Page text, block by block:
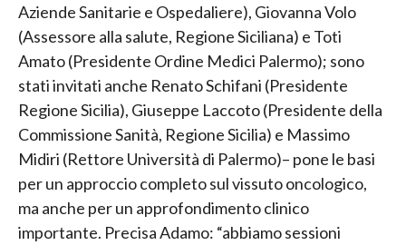
Aziende Sanitarie e Ospedaliere), Giovanna Volo
(Assessore alla salute, Regione Siciliana) e Toti
Amato (Presidente Ordine Medici Palermo); sono
stati invitati anche Renato Schifani (Presidente
Regione Sicilia), Giuseppe Laccoto (Presidente della
Commissione Sanità, Regione Sicilia) e Massimo
Midiri (Rettore Università di Palermo)– pone le basi
per un approccio completo sul vissuto oncologico,
ma anche per un approfondimento clinico
importante. Precisa Adamo: “abbiamo sessioni